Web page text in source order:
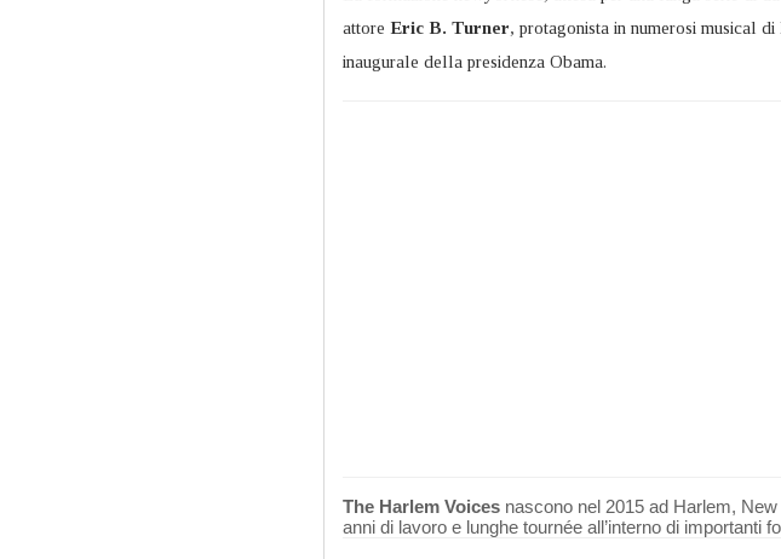
attore Eric B. Turner, protagonista in numerosi musical
inaugurale della presidenza Obama.
The Harlem Voices nascono nel 2015 ad Harlem,
anni di lavoro e lunghe tournée all’interno di importanti